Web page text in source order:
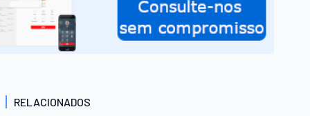
RELACIONADOS